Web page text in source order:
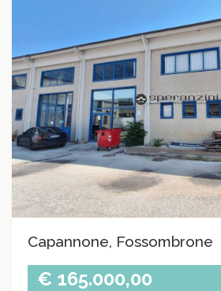
Capannone, Fossombrone
€ 165.000,00